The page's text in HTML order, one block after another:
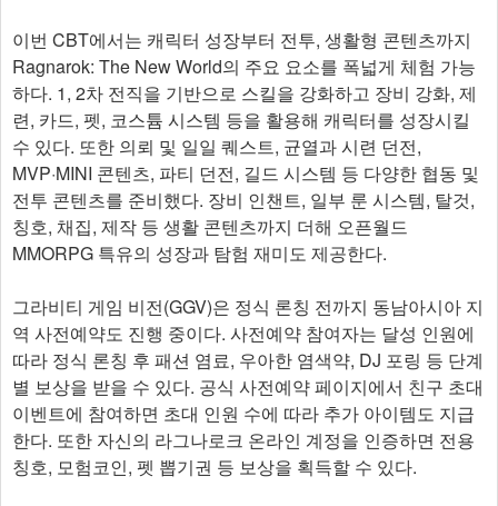
이번 CBT에서는 캐릭터 성장부터 전투, 생활형 콘텐츠까지
Ragnarok: The New World의 주요 요소를 폭넓게 체험 가능
하다. 1, 2차 전직을 기반으로 스킬을 강화하고 장비 강화, 제
련, 카드, 펫, 코스튬 시스템 등을 활용해 캐릭터를 성장시킬
수 있다. 또한 의뢰 및 일일 퀘스트, 균열과 시련 던전,
MVP·MINI 콘텐츠, 파티 던전, 길드 시스템 등 다양한 협동 및
전투 콘텐츠를 준비했다. 장비 인챈트, 일부 룬 시스템, 탈것,
칭호, 채집, 제작 등 생활 콘텐츠까지 더해 오픈월드
MMORPG 특유의 성장과 탐험 재미도 제공한다.
그라비티 게임 비전(GGV)은 정식 론칭 전까지 동남아시아 지
역 사전예약도 진행 중이다. 사전예약 참여자는 달성 인원에
따라 정식 론칭 후 패션 염료, 우아한 염색약, DJ 포링 등 단계
별 보상을 받을 수 있다. 공식 사전예약 페이지에서 친구 초대
이벤트에 참여하면 초대 인원 수에 따라 추가 아이템도 지급
한다. 또한 자신의 라그나로크 온라인 계정을 인증하면 전용
칭호, 모험코인, 펫 뽑기권 등 보상을 획득할 수 있다.